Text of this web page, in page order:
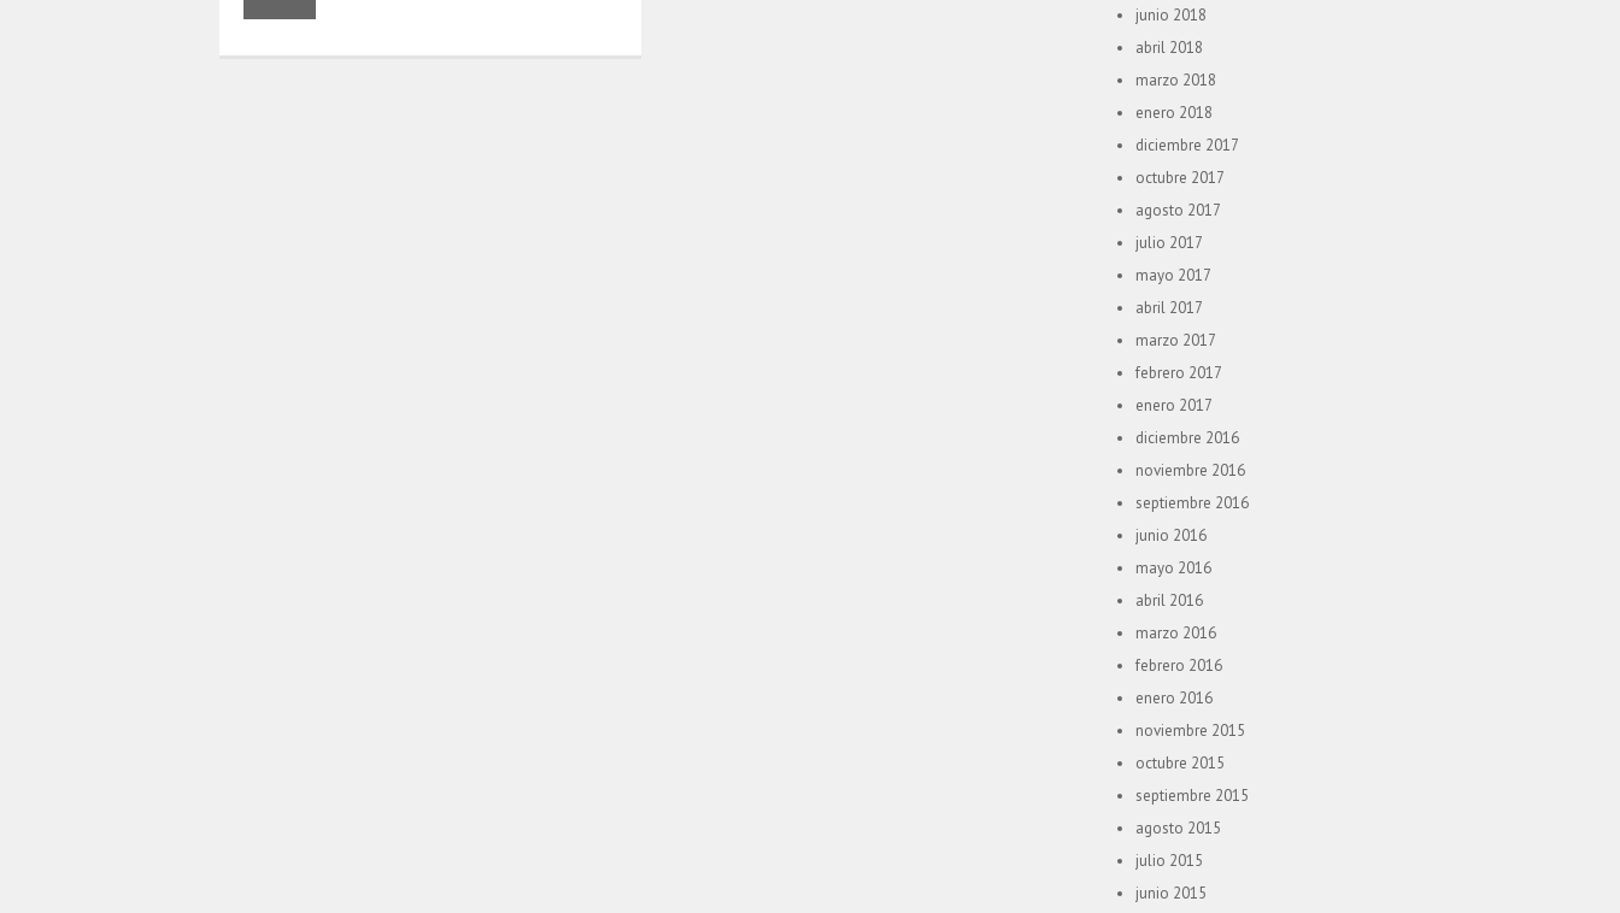
junio 2018
abril 2018
marzo 2018
enero 2018
diciembre 2017
octubre 2017
agosto 2017
julio 2017
mayo 2017
abril 2017
marzo 2017
febrero 2017
enero 2017
diciembre 2016
noviembre 2016
septiembre 2016
junio 2016
mayo 2016
abril 2016
marzo 2016
febrero 2016
enero 2016
noviembre 2015
octubre 2015
septiembre 2015
agosto 2015
julio 2015
junio 2015